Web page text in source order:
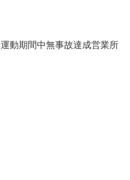
動期間中無事故達成営業所